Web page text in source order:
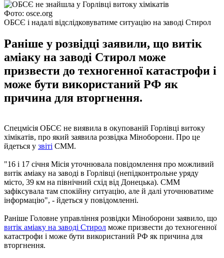
Фото: osce.org
ОБСЄ і надалі відслідковуватиме ситуацію на заводі Стирол
Раніше у розвідці заявили, що витік
аміаку на заводі Стирол може
призвести до техногенної катастрофи і
може бути використаний РФ як
причина для вторгнення.
Спецмісія ОБСЄ не виявила в окупованій Горлівці витоку
хімікатів, про який заявила розвідка Міноборони. Про це
йдеться у звіті СММ.
"16 і 17 січня Місія уточнювала повідомлення про можливий
витік аміаку на заводі в Горлівці (непідконтрольне уряду
місто, 39 км на північний схід від Донецька). СММ
зафіксувала там спокійну ситуацію, але й далі уточнюватиме
інформацію", - йдеться у повідомленні.
Раніше Головне управління розвідки Міноборони заявило, що
витік аміаку на заводі Стирол може призвести до техногенної
катастрофи і може бути використаний РФ як причина для
вторгнення.